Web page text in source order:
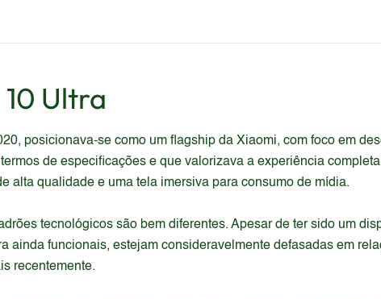
10 Ultra
posicionava-se como um flagship da Xiaomi, com foco em
de especificações e que valorizava a experiência
alta qualidade e uma tela imersiva para consumo de mídia.
tecnológicos são bem diferentes. Apesar de ter sido um
ainda funcionais, estejam consideravelmente defasadas em
recentemente.